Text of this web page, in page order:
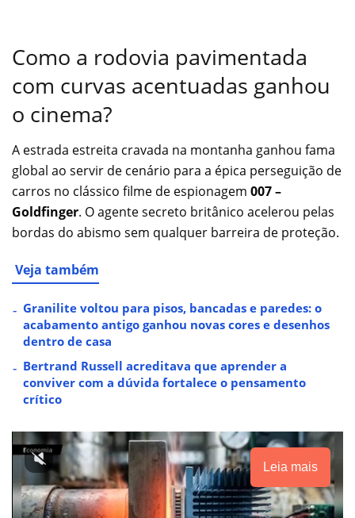
Como a rodovia pavimentada
com curvas acentuadas ganhou
o cinema?
A estrada estreita cravada na montanha ganhou fama
global ao servir de cenário para a épica perseguição de
carros no clássico filme de espionagem 007 –
Goldfinger. O agente secreto britânico acelerou pelas
bordas do abismo sem qualquer barreira de proteção.
Veja também
Granilite voltou para pisos, bancadas e paredes: o
acabamento antigo ganhou novas cores e desenhos
dentro de casa
Bertrand Russell acreditava que aprender a
conviver com a dúvida fortalece o pensamento
crítico
Leia mais